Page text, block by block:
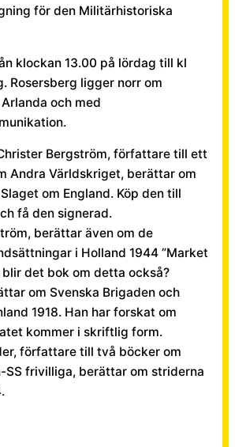
för den Militärhistoriska
klockan 13.00 på lördag till kl
Rosersberg ligger norr om
och med
Bergström, författare till ett
Andra Världskriget, berättar om
om England. Köp den till
få den signerad.
berättar även om de
i Holland 1944 ”Market
blir det bok om detta också?
om Svenska Brigaden och
1918. Han har forskat om
kommer i skriftlig form.
författare till två böcker om
SS frivilliga, berättar om striderna